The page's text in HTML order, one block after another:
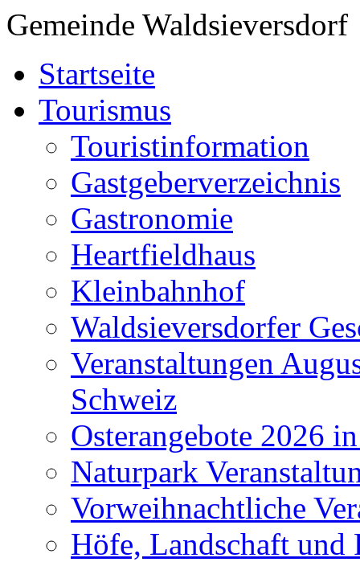
Gemeinde Waldsieversdorf
Startseite
Tourismus
Touristinformation
Gastgeberverzeichnis
Gastronomie
Heartfieldhaus
Kleinbahnhof
Waldsieversdorfer
Veranstaltungen
Schweiz
Osterangebote 2026
Naturpark
Vorweihnachtliche
Höfe, Landschaft und